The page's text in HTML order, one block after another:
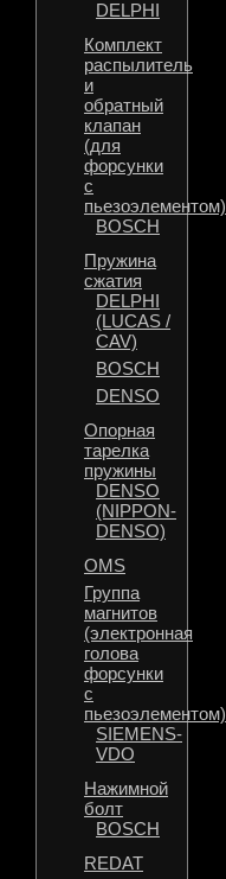
DELPHI
Комплект
распылитель
и
обратный
клапан
(для
форсунки
с
пьезоэлементом)
BOSCH
Пружина
сжатия
DELPHI
(LUCAS /
CAV)
BOSCH
DENSO
Опорная
тарелка
пружины
DENSO
(NIPPON-
DENSO)
OMS
Группа
магнитов
(электронная
голова
форсунки
с
пьезоэлементом)
SIEMENS-
VDO
Нажимной
болт
BOSCH
REDAT